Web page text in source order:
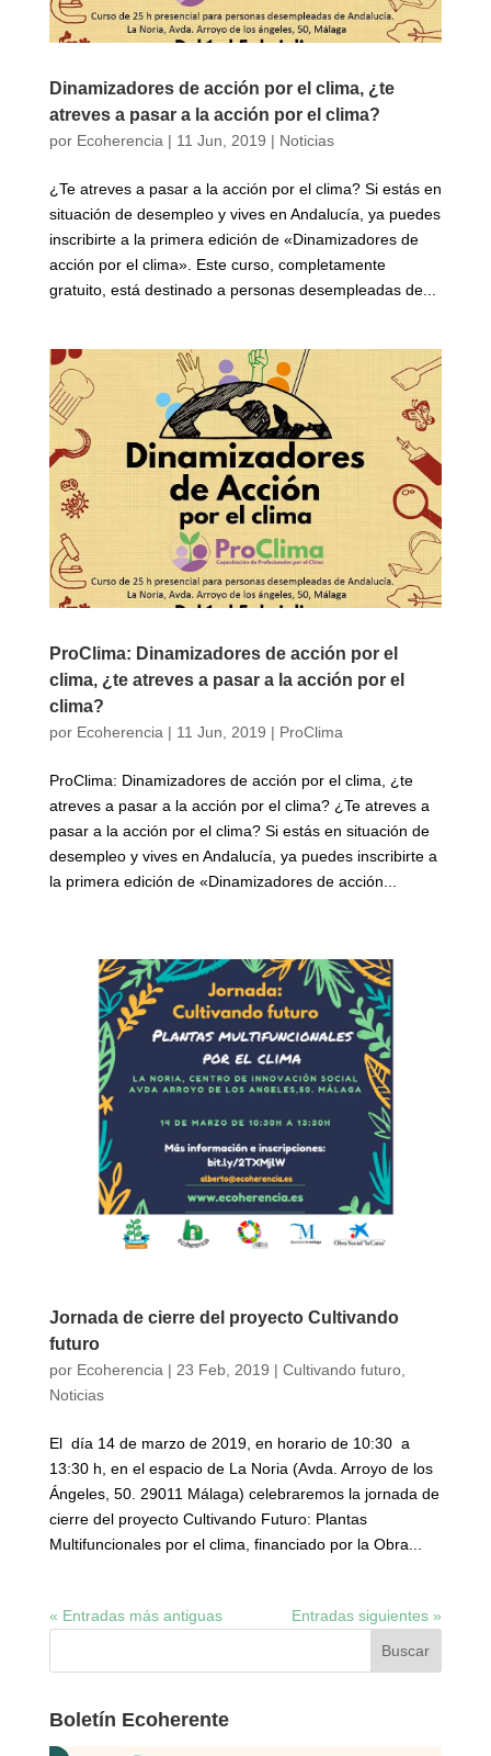
Dinamizadores de acción por el clima, ¿te
atreves a pasar a la acción por el clima?
por Ecoherencia | 11 Jun, 2019 | Noticias
¿Te atreves a pasar a la acción por el clima? Si estás en
situación de desempleo y vives en Andalucía, ya puedes
inscribirte a la primera edición de «Dinamizadores de
acción por el clima». Este curso, completamente
gratuito, está destinado a personas desempleadas de...
ProClima: Dinamizadores de acción por el
clima, ¿te atreves a pasar a la acción por el
clima?
por Ecoherencia | 11 Jun, 2019 | ProClima
ProClima: Dinamizadores de acción por el clima, ¿te
atreves a pasar a la acción por el clima? ¿Te atreves a
pasar a la acción por el clima? Si estás en situación de
desempleo y vives en Andalucía, ya puedes inscribirte a
la primera edición de «Dinamizadores de acción...
Jornada de cierre del proyecto Cultivando
futuro
por Ecoherencia | 23 Feb, 2019 | Cultivando futuro,
Noticias
El día 14 de marzo de 2019, en horario de 10:30 a
13:30 h, en el espacio de La Noria (Avda. Arroyo de los
Ángeles, 50. 29011 Málaga) celebraremos la jornada de
cierre del proyecto Cultivando Futuro: Plantas
Multifuncionales por el clima, financiado por la Obra...
« Entradas más antiguas Entradas siguientes »
Boletín Ecoherente